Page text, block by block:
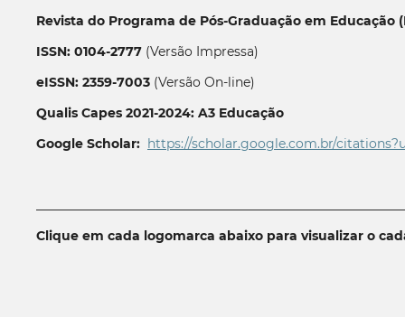
Revista do Programa de Pós-Graduação em Educação
ISSN: 0104-2777(Versão Impressa)
eISSN: 2359-7003(Versão On-line)
Qualis Capes 2021-2024: A3 Educação
Google Scholar: https://scholar.google.com.br/
Clique em cada logomarca abaixo para visualizar o